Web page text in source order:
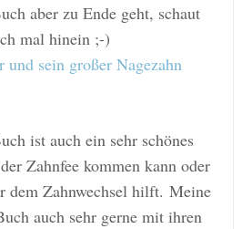
ch aber zu Ende geht, schaut
mal hinein;-)
sein großer Nagezahn
ist auch ein sehr schönes
Zahnfee kommen kann oder
dem Zahnwechsel hilft. Meine
auch sehr gerne mit ihren